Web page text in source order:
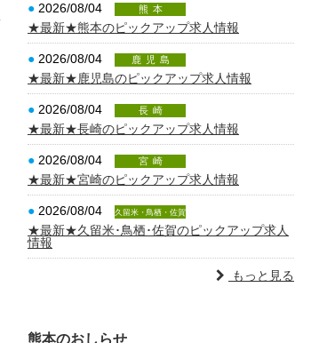
● 2026/08/04 熊本
★最新★熊本のピックアップ求人情報
● 2026/08/04 鹿児島
★最新★鹿児島のピックアップ求人情報
● 2026/08/04 長崎
★最新★長崎のピックアップ求人情報
● 2026/08/04 宮崎
★最新★宮崎のピックアップ求人情報
● 2026/08/04 久留米・鳥栖・佐賀
★最新★久留米･鳥栖･佐賀のピックアップ求人
情報
もっと見る
熊本のおしらせ